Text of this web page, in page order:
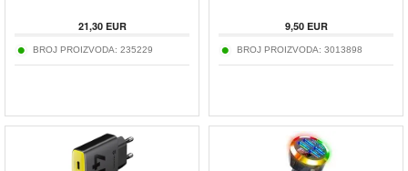
21,30EUR
BROJ PROIZVODA: 235229
9,50EUR
BROJ PROIZVODA: 3013898